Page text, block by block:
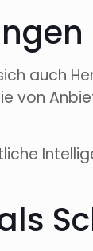
auch
von